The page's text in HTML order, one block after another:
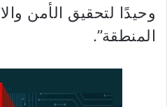
وحيدًا لتحقيق الأمن
المنطقة”.